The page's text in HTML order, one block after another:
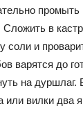
промыть
Сложить в
соли и
варятся до
на
или вилки два